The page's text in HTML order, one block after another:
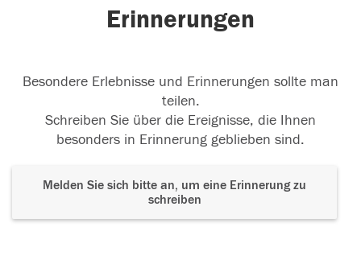
Erinnerungen
Besondere Erlebnisse und Erinnerungen sollte man
teilen.
Schreiben Sie über die Ereignisse, die Ihnen
besonders in Erinnerung geblieben sind.
Melden Sie sich bitte an, um eine Erinnerung zu
schreiben